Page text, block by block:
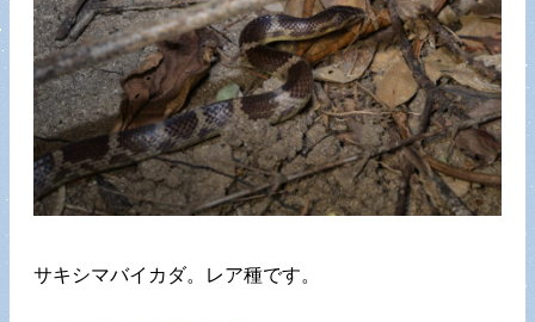
サキシマバイカダ。レア種です。